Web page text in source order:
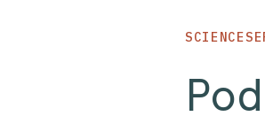
SCIENCE